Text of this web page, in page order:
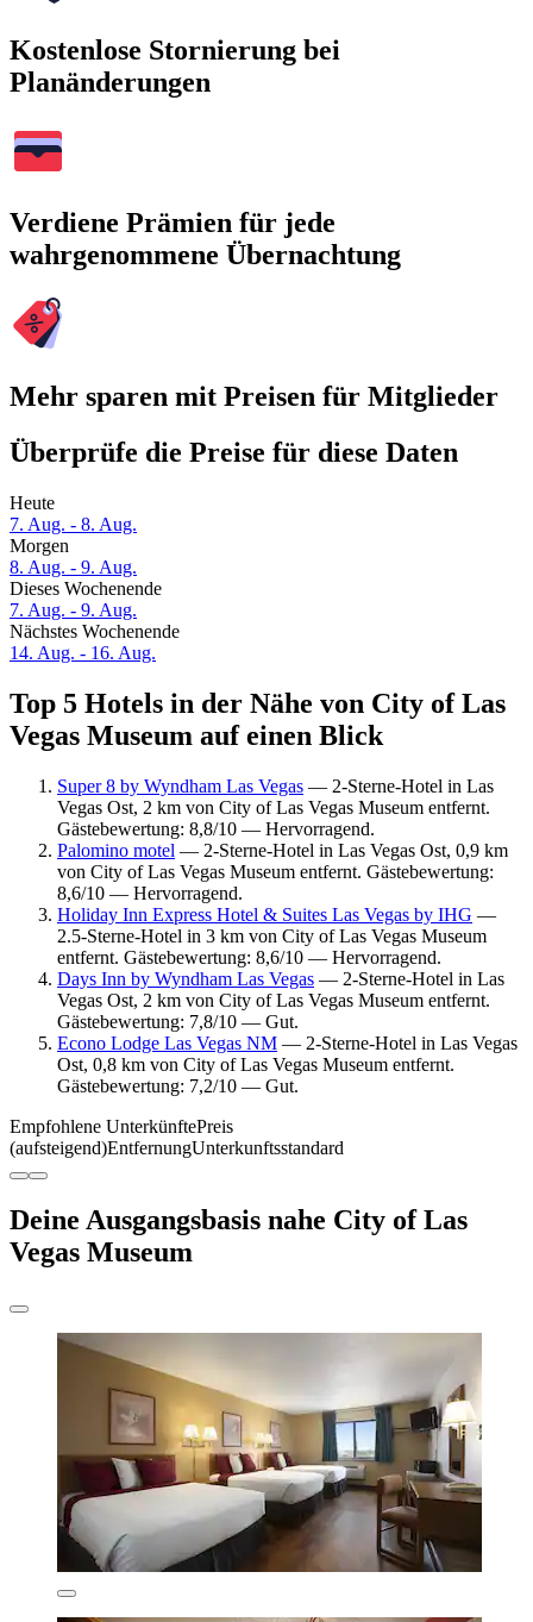
Kostenlose Stornierung bei
Planänderungen
Verdiene Prämien für jede
wahrgenommene Übernachtung
Mehr sparen mit Preisen für Mitglieder
Überprüfe die Preise für diese Daten
Heute
7. Aug. - 8. Aug.
Morgen
8. Aug. - 9. Aug.
Dieses Wochenende
7. Aug. - 9. Aug.
Nächstes Wochenende
14. Aug. - 16. Aug.
Top 5 Hotels in der Nähe von City of Las
Vegas Museum auf einen Blick
Super 8 by Wyndham Las Vegas — 2-Sterne-Hotel in Las
Vegas Ost, 2 km von City of Las Vegas Museum entfernt.
Gästebewertung: 8,8/10 — Hervorragend.
Palomino motel — 2-Sterne-Hotel in Las Vegas Ost, 0,9 km
von City of Las Vegas Museum entfernt. Gästebewertung:
8,6/10 — Hervorragend.
Holiday Inn Express Hotel & Suites Las Vegas by IHG —
2.5-Sterne-Hotel in 3 km von City of Las Vegas Museum
entfernt. Gästebewertung: 8,6/10 — Hervorragend.
Days Inn by Wyndham Las Vegas — 2-Sterne-Hotel in Las
Vegas Ost, 2 km von City of Las Vegas Museum entfernt.
Gästebewertung: 7,8/10 — Gut.
Econo Lodge Las Vegas NM — 2-Sterne-Hotel in Las Vegas
Ost, 0,8 km von City of Las Vegas Museum entfernt.
Gästebewertung: 7,2/10 — Gut.
Empfohlene UnterkünftePreis
(aufsteigend)EntfernungUnterkunftsstandard
Deine Ausgangsbasis nahe City of Las
Vegas Museum